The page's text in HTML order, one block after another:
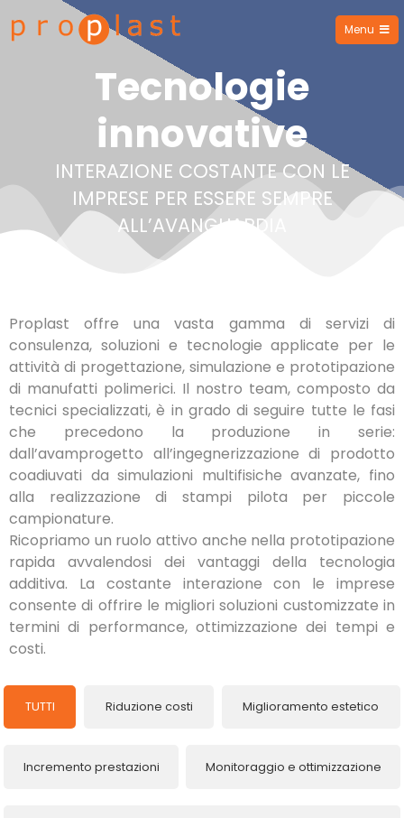
Proplast
Menu
Tecnologie
innovative
INTERAZIONE COSTANTE CON LE
IMPRESE PER ESSERE SEMPRE
ALL’AVANGUARDIA
Proplast offre una vasta gamma di servizi di
consulenza, soluzioni e tecnologie applicate per le
attività di progettazione, simulazione e prototipazione
di manufatti polimerici. Il nostro team, composto da
tecnici specializzati, è in grado di seguire tutte le fasi
che precedono la produzione in serie:
dall’avamprogetto all’ingegnerizzazione di prodotto
coadiuvati da simulazioni multifisiche avanzate, fino
alla realizzazione di stampi pilota per piccole
campionature.
Ricopriamo un ruolo attivo anche nella prototipazione
rapida avvalendosi dei vantaggi della tecnologia
additiva. La costante interazione con le imprese
consente di offrire le migliori soluzioni customizzate in
termini di performance, ottimizzazione dei tempi e
costi.
TUTTI Riduzione costi Miglioramento estetico
Incremento prestazioni Monitoraggio e ottimizzazione